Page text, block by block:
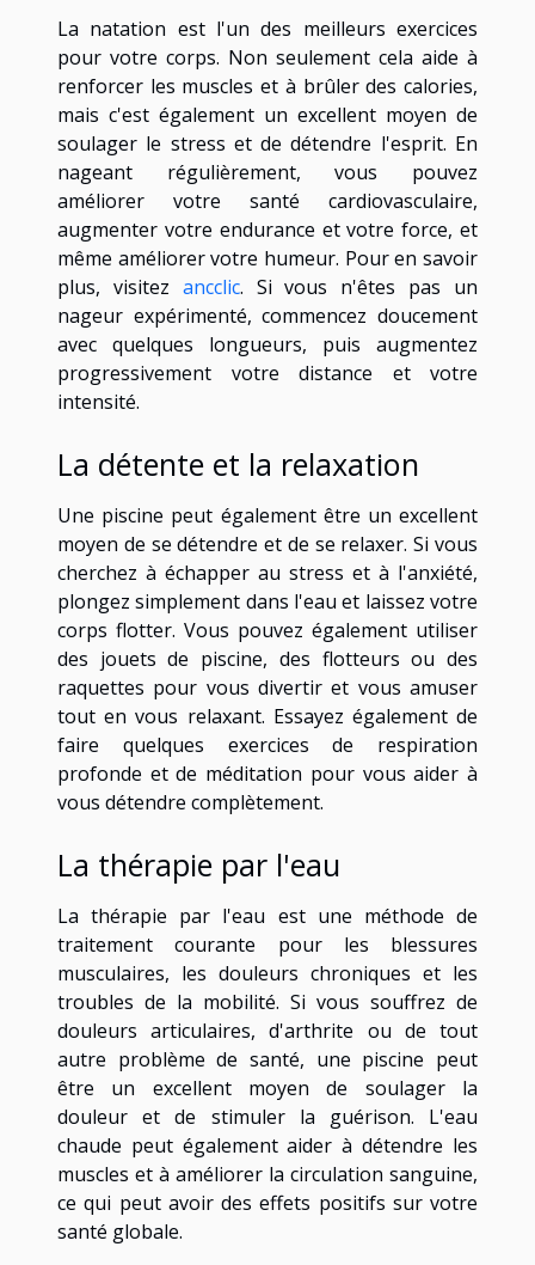
La natation est l'un des meilleurs exercices
pour votre corps. Non seulement cela aide à
renforcer les muscles et à brûler des calories,
mais c'est également un excellent moyen de
soulager le stress et de détendre l'esprit. En
nageant régulièrement, vous pouvez
améliorer votre santé cardiovasculaire,
augmenter votre endurance et votre force, et
même améliorer votre humeur. Pour en savoir
plus, visitez ancclic. Si vous n'êtes pas un
nageur expérimenté, commencez doucement
avec quelques longueurs, puis augmentez
progressivement votre distance et votre
intensité.
La détente et la relaxation
Une piscine peut également être un excellent
moyen de se détendre et de se relaxer. Si vous
cherchez à échapper au stress et à l'anxiété,
plongez simplement dans l'eau et laissez votre
corps flotter. Vous pouvez également utiliser
des jouets de piscine, des flotteurs ou des
raquettes pour vous divertir et vous amuser
tout en vous relaxant. Essayez également de
faire quelques exercices de respiration
profonde et de méditation pour vous aider à
vous détendre complètement.
La thérapie par l'eau
La thérapie par l'eau est une méthode de
traitement courante pour les blessures
musculaires, les douleurs chroniques et les
troubles de la mobilité. Si vous souffrez de
douleurs articulaires, d'arthrite ou de tout
autre problème de santé, une piscine peut
être un excellent moyen de soulager la
douleur et de stimuler la guérison. L'eau
chaude peut également aider à détendre les
muscles et à améliorer la circulation sanguine,
ce qui peut avoir des effets positifs sur votre
santé globale.